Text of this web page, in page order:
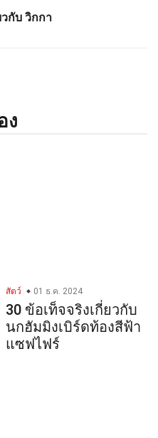
วกับ วิกกา
ง
สัตว์ 01 ธ.ค. 2024
30 ข้อเท็จจริงเกี่ยวกับ
นกฮัมมิงเบิร์ดท้องสีฟ้า
แซฟไฟร์